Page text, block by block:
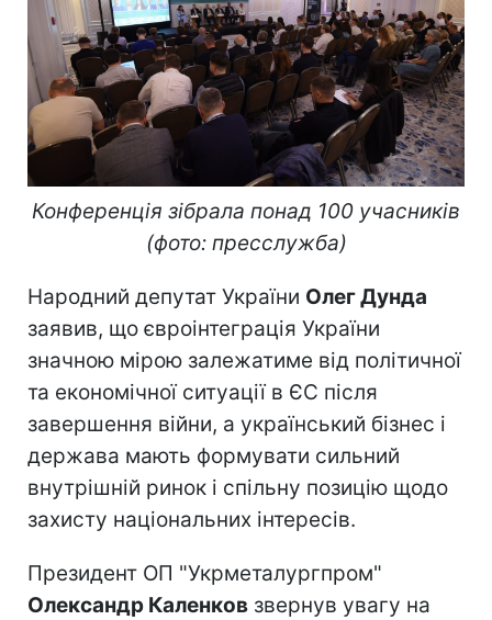
Конференція зібрала понад 100 учасників
(фото: пресслужба)
Народний депутат України Олег Дунда
заявив, що євроінтеграція України
значною мірою залежатиме від політичної
та економічної ситуації в ЄС після
завершення війни, а український бізнес і
держава мають формувати сильний
внутрішній ринок і спільну позицію щодо
захисту національних інтересів.
Президент ОП "Укрметалургпром"
Олександр Каленков звернув увагу на